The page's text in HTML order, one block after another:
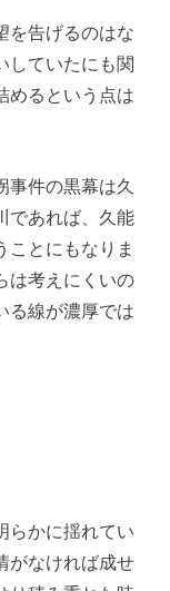
を告げるのはな
していたにも関
めるという点は
事件の黒幕は久
であれば、久能
ことにもなりま
は考えにくいの
る線が濃厚では
らかに揺れてい
がなければ成せ